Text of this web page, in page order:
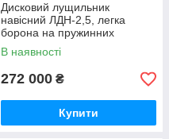
Дисковий лущильник
навісний ЛДН-2,5, легка
борона на пружинних
вібростойках, до трактора
МТЗ, ширина 2,5 м
В наявності
272 000 ₴
Купити